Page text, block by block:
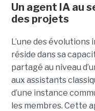
Un agent IA au
des projets
L’une des
réside dans sa
partagé au niveau
aux assistants
d’une instance
les membres. Cette